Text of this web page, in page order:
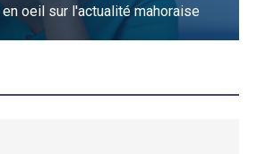
oeil sur l'actualité mahoraise